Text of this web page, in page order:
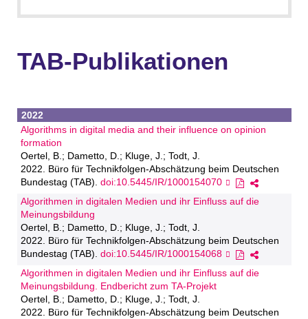
TAB-Publikationen
2022
Algorithms in digital media and their influence on opinion
formation
Oertel, B.; Dametto, D.; Kluge, J.; Todt, J.
2022. Büro für Technikfolgen-Abschätzung beim Deutschen
Bundestag (TAB). doi:10.5445/IR/1000154070
Algorithmen in digitalen Medien und ihr Einfluss auf die
Meinungsbildung
Oertel, B.; Dametto, D.; Kluge, J.; Todt, J.
2022. Büro für Technikfolgen-Abschätzung beim Deutschen
Bundestag (TAB). doi:10.5445/IR/1000154068
Algorithmen in digitalen Medien und ihr Einfluss auf die
Meinungsbildung. Endbericht zum TA-Projekt
Oertel, B.; Dametto, D.; Kluge, J.; Todt, J.
2022. Büro für Technikfolgen-Abschätzung beim Deutschen